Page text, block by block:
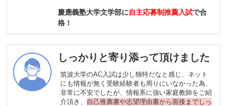
慶應義塾大学文学部に自主応募制推薦入試で合
格！
しっかりと寄り添って頂けました
筑波大学のAC入試は少し独特だなと感じ、ネット
にも情報が無く受験経験者も周りにいなかった為、
非常に不安でしたが、情報系に強い家庭教師をご紹
介頂き、 自己推薦書や志望理由書から面接までしっ